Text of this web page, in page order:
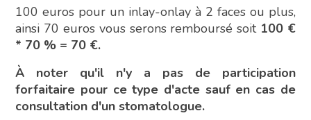
100 euros pour un inlay-onlay à 2 faces ou plus,
ainsi 70 euros vous serons remboursé soit 100 €
* 70 % = 70 €.
À noter qu'il n'y a pas de participation
forfaitaire pour ce type d'acte sauf en cas de
consultation d'un stomatologue.